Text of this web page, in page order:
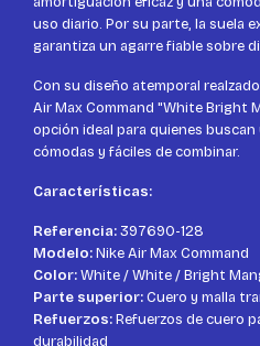
uso diario. Por su parte, la suela
garantiza un agarre fiable sobre
Con su diseño atemporal
Air Max Command "White Bright
opción ideal para quienes
cómodas y fáciles de combinar.
Características:
Referencia:397690-128
Modelo:Nike Air Max Command
Color:White / White / Bright
Parte superior:Cuero y malla
Refuerzos:Refuerzos de cuero
durabilidad